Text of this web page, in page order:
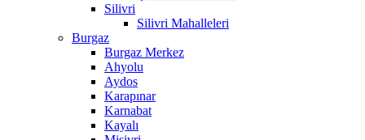
Silivri
Silivri Mahalleleri
Burgaz
Burgaz Merkez
Ahyolu
Aydos
Karapınar
Karnabat
Kayalı